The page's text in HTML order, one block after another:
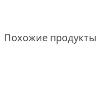
Похожие продукты